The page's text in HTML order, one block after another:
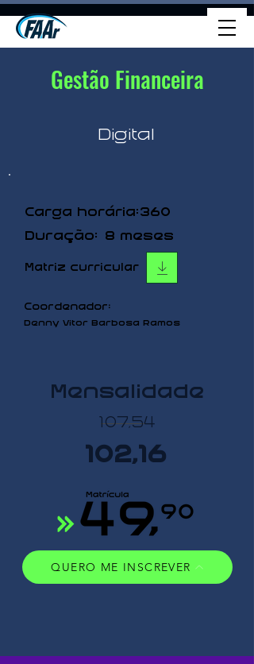
Gestão Financeira
Digital
Carga horária:360
Duração: 8 meses
Matriz curricular
Coordenador:
Denny Vitor Barbosa Ramos
Mensalidade
107,54
102,16
QUERO ME INSCREVER